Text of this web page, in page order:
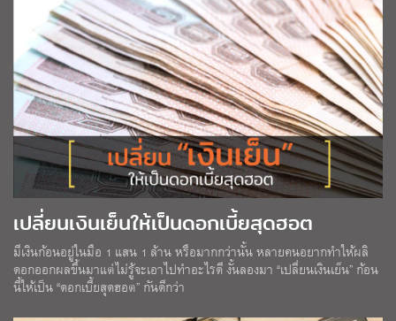
เปลี่ยนเงินเย็นให้เป็นดอกเบี้ยสุดฮอต
มีเงินก้อนอยู่ในมือ 1 แสน 1 ล้าน หรือมากกว่านั้น หลายคนอยากทำให้ผลิ
ดอกออกผลขึ้นมาแต่ไม่รู้จะเอาไปทำอะไรดี งั้นลองมา “เปลี่ยนเงินเย็น” ก้อน
นี้ให้เป็น “ดอกเบี้ยสุดฮอต” กันดีกว่า